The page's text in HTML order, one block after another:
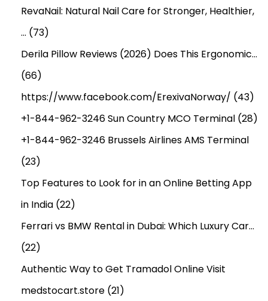
RevaNail: Natural Nail Care for Stronger, Healthier,
… (73)
Derila Pillow Reviews (2026) Does This Ergonomic…
(66)
https://www.facebook.com/ErexivaNorway/ (43)
+1-844-962-3246 Sun Country MCO Terminal (28)
+1-844-962-3246 Brussels Airlines AMS Terminal
(23)
Top Features to Look for in an Online Betting App
in India (22)
Ferrari vs BMW Rental in Dubai: Which Luxury Car…
(22)
Authentic Way to Get Tramadol Online Visit
medstocart.store (21)